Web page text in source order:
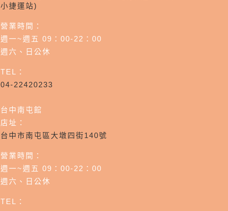
小捷運站)
營業時間：
週一~週五 09：00-22：00
週六、日公休
TEL：
04-22420233
台中南屯館
店址：
台中市南屯區大墩四街140號
營業時間：
週一~週五 09：00-22：00
週六、日公休
TEL：